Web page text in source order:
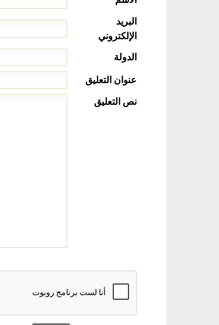
البريد
الإلكتروني
الدولة
عنوان التعليق
نص التعليق